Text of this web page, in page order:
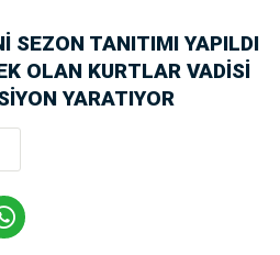
SEZON TANITIMI YAPILDI
OLAN KURTLAR VADİSİ
YARATIYOR